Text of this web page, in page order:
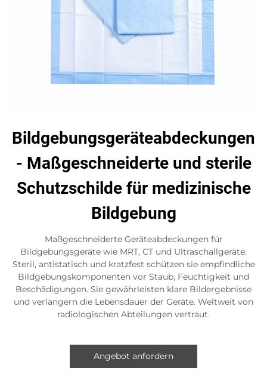
Bildgebungsgeräteabdeckungen
- Maßgeschneiderte und sterile
Schutzschilde für medizinische
Bildgebung
Maßgeschneiderte Geräteabdeckungen für
Bildgebungsgeräte wie MRT, CT und Ultraschallgeräte.
Steril, antistatisch und kratzfest schützen sie empfindliche
Bildgebungskomponenten vor Staub, Feuchtigkeit und
Beschädigungen. Sie gewährleisten klare Bildergebnisse
und verlängern die Lebensdauer der Geräte. Weltweit von
radiologischen Abteilungen vertraut.
Angebot anfordern